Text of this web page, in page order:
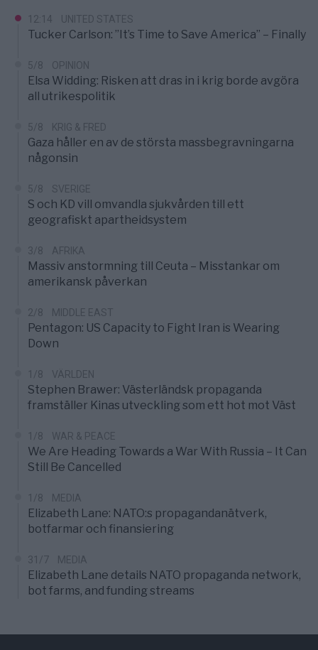
12:14 UNITED STATES
Tucker Carlson: ”It’s Time to Save America” – Finally
5/8 OPINION
Elsa Widding: Risken att dras in i krig borde avgöra
all utrikespolitik
5/8 KRIG & FRED
Gaza håller en av de största massbegravningarna
någonsin
5/8 SVERIGE
S och KD vill omvandla sjukvården till ett
geografiskt apartheidsystem
3/8 AFRIKA
Massiv anstormning till Ceuta – Misstankar om
amerikansk påverkan
2/8 MIDDLE EAST
Pentagon: US Capacity to Fight Iran is Wearing
Down
1/8 VÄRLDEN
Stephen Brawer: Västerländsk propaganda
framställer Kinas utveckling som ett hot mot Väst
1/8 WAR & PEACE
We Are Heading Towards a War With Russia – It Can
Still Be Cancelled
1/8 MEDIA
Elizabeth Lane: NATO:s propagandanätverk,
botfarmar och finansiering
31/7 MEDIA
Elizabeth Lane details NATO propaganda network,
bot farms, and funding streams